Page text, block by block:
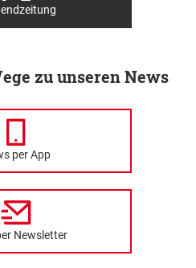
zu unseren News
per App
Newsletter